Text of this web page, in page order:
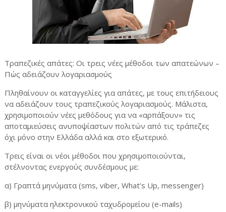
Τραπεζικές απάτες: Οι τρεις νέες μέθοδοι των απατεώνων –
Πώς αδειάζουν λογαριασμούς
Πληθαίνουν οι καταγγελίες για απάτες, με τους επιτήδειους
να αδειάζουν τους τραπεζικούς λογαριασμούς. Μάλιστα,
χρησιμοποιούν νέες μεθόδους για να «αρπάξουν» τις
αποταμιεύσεις ανυποψίαστων πολιτών από τις τράπεζες
όχι μόνο στην Ελλάδα αλλά και στο εξωτερικό.
Τρεις είναι οι νέοι μέθοδοι που χρησιμοποιούνται,
στέλνοντας ενεργούς συνδέσμους με:
α) Γραπτά μηνύματα(sms, viber, What’s Up, messenger)
β) μηνύματα ηλεκτρονικού ταχυδρομείου (e-mails)